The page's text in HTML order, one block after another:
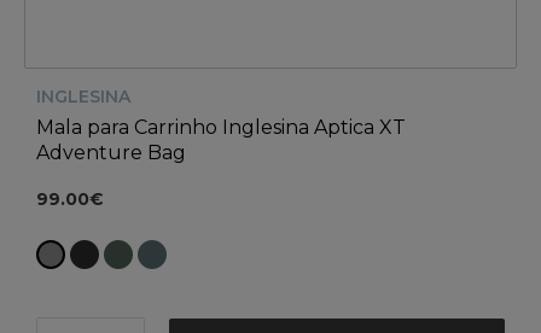
INGLESINA
Mala para Carrinho Inglesina Aptica XT
Adventure Bag
99.00€